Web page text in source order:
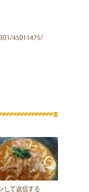
45011475/
して返信する